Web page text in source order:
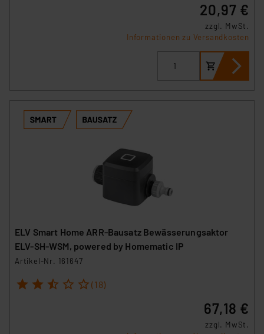
20,97 €
zzgl. MwSt.
Informationen zu Versandkosten
ELV Smart Home ARR-Bausatz Bewässerungsaktor
ELV-SH-WSM, powered by Homematic IP
Artikel-Nr. 161647
1 2 3 4 5 (18)
67,18 €
zzgl. MwSt.